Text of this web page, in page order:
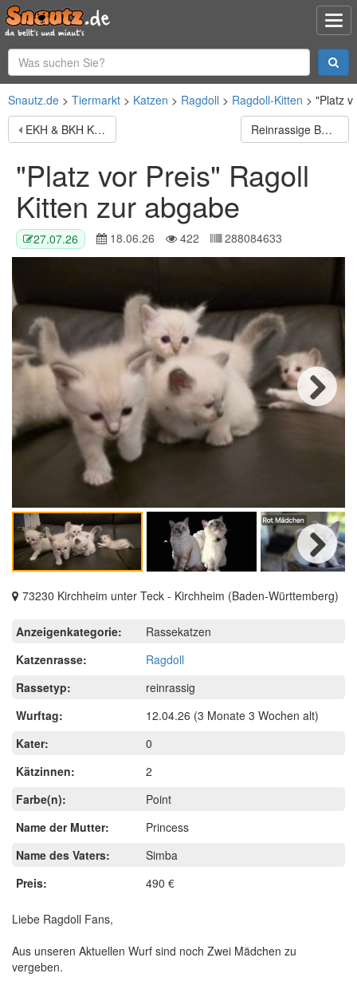
Snautz.de Tiermarkt Katzen Ragdoll Ragdoll-Kitten
"Platz
EKH & BKH Kitten abzugeben
Reinrassige BKH kitten suchen ein liebevolles Zuhause
"Platz vor Preis" Ragoll
Kitten zur abgabe
27.07.26 18.06.26 422 288084633
Next
Next
73230 Kirchheim unter Teck - Kirchheim (Baden-Württemberg)
Anzeigenkategorie:
Rassekatzen
Katzenrasse:
Ragdoll
Rassetyp:
reinrassig
Wurftag:
12.04.26 (3 Monate 3 Wochen alt)
Kater:
0
Kätzinnen:
2
Farbe(n):
Point
Name der Mutter:
Princess
Name des Vaters:
Simba
Preis:
490 €
Liebe Ragdoll Fans,
Aus unseren Aktuellen Wurf sind noch Zwei Mädchen zu
vergeben.